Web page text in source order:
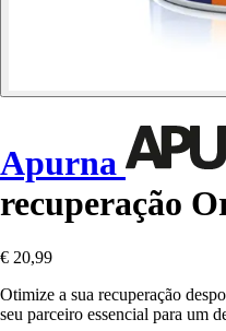
Apurna
recuperação
€ 20,99
Otimize a sua recuperação
seu parceiro essencial para um